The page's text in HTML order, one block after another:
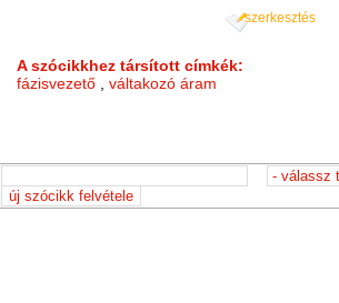
szerkesztés
A szócikkhez társított címkék:
fázisvezető ,váltakozó áram